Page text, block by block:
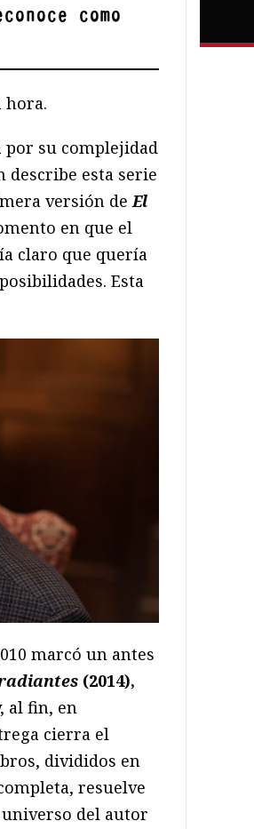
como
hora.
por su complejidad
describe esta serie
versión de El
en que el
claro que quería
Esta
marcó un antes
(2014),
al fin, en
cierra el
divididos en
resuelve
del autor